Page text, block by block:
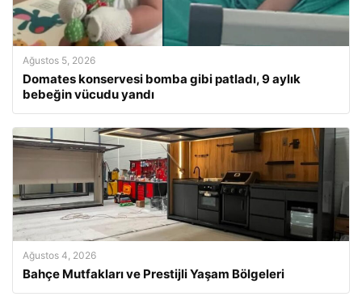
Ağustos 5, 2026
Domates konservesi bomba gibi patladı, 9 aylık
bebeğin vücudu yandı
Ağustos 4, 2026
Bahçe Mutfakları ve Prestijli Yaşam Bölgeleri